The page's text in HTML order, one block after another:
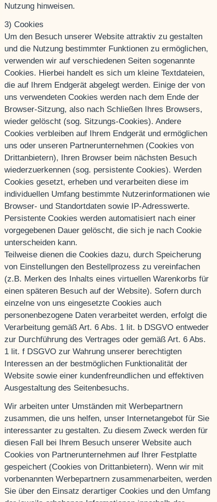
Nutzung hinweisen.
3) Cookies
Um den Besuch unserer Website attraktiv zu gestalten
und die Nutzung bestimmter Funktionen zu ermöglichen,
verwenden wir auf verschiedenen Seiten sogenannte
Cookies. Hierbei handelt es sich um kleine Textdateien,
die auf Ihrem Endgerät abgelegt werden. Einige der von
uns verwendeten Cookies werden nach dem Ende der
Browser-Sitzung, also nach Schließen Ihres Browsers,
wieder gelöscht (sog. Sitzungs-Cookies). Andere
Cookies verbleiben auf Ihrem Endgerät und ermöglichen
uns oder unseren Partnerunternehmen (Cookies von
Drittanbietern), Ihren Browser beim nächsten Besuch
wiederzuerkennen (sog. persistente Cookies). Werden
Cookies gesetzt, erheben und verarbeiten diese im
individuellen Umfang bestimmte Nutzerinformationen wie
Browser- und Standortdaten sowie IP-Adresswerte.
Persistente Cookies werden automatisiert nach einer
vorgegebenen Dauer gelöscht, die sich je nach Cookie
unterscheiden kann.
Teilweise dienen die Cookies dazu, durch Speicherung
von Einstellungen den Bestellprozess zu vereinfachen
(z.B. Merken des Inhalts eines virtuellen Warenkorbs für
einen späteren Besuch auf der Website). Sofern durch
einzelne von uns eingesetzte Cookies auch
personenbezogene Daten verarbeitet werden, erfolgt die
Verarbeitung gemäß Art. 6 Abs. 1 lit. b DSGVO entweder
zur Durchführung des Vertrages oder gemäß Art. 6 Abs.
1 lit. f DSGVO zur Wahrung unserer berechtigten
Interessen an der bestmöglichen Funktionalität der
Website sowie einer kundenfreundlichen und effektiven
Ausgestaltung des Seitenbesuchs.
Wir arbeiten unter Umständen mit Werbepartnern
zusammen, die uns helfen, unser Internetangebot für Sie
interessanter zu gestalten. Zu diesem Zweck werden für
diesen Fall bei Ihrem Besuch unserer Website auch
Cookies von Partnerunternehmen auf Ihrer Festplatte
gespeichert (Cookies von Drittanbietern). Wenn wir mit
vorbenannten Werbepartnern zusammenarbeiten, werden
Sie über den Einsatz derartiger Cookies und den Umfang